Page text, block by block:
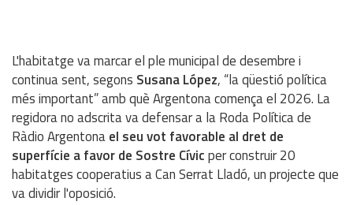
L'habitatge va marcar el ple municipal de desembre i
continua sent, segons Susana López, “la qüestió política
més important” amb què Argentona comença el 2026. La
regidora no adscrita va defensar a la Roda Política de
Ràdio Argentonael seu vot favorable al dret de
superfície a favor de Sostre Cívicper construir 20
habitatges cooperatius a Can Serrat Lladó, un projecte que
va dividir l'oposició.